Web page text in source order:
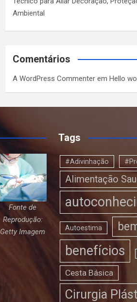
Ambiental
Comentários
A WordPress Commenter emHello
Fonte de
Reprodução:
Getty Imagem
Tags
#Adivinhação
Alimentação
Autoestima
benefícios
Cesta Básica
Cirurgia